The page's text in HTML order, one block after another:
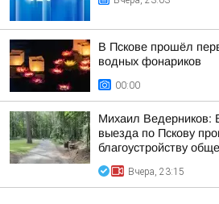
В Пскове прошёл
водных фонариков
00:00
Михаил Ведерников:
выезда по Пскову
благоустройству
Вчера, 23:15